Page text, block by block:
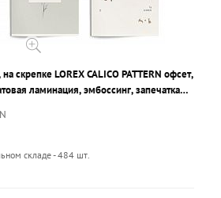
скрепке LOREX CALICO PATTERN офсет,
ламинация, эмбоссинг, запечатка
складе - 484 шт.